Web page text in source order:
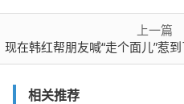
上一篇
现在韩红帮朋友喊“走个面儿”惹到了舆论，火
相关推荐